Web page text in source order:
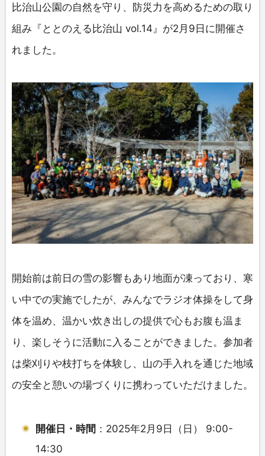
比治山公園の自然を守り、防災力を高めるための取り
組み『ととのえる比治山 vol.14』が2月9日に開催さ
れました。
開始前は前日の雪の影響もあり地面が凍っており、寒
い中での実施でしたが、みんなでラジオ体操をして身
体を温め、温かい炊き出しの提供で心もお腹も温ま
り、楽しそうに活動に入ることができました。参加者
は柴刈りや枝打ちを体験し、山の手入れを通じた地域
の安全と憩いの場づくりに携わっていただけました。
開催日・時間 ：2025年2月9日（日） 9:00-
14:30